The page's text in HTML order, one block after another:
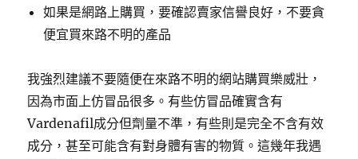
如果是網路上購買，要確認賣家信譽良好，不要貪
便宜買來路不明的產品
我強烈建議不要隨便在來路不明的網站購買樂威壯，
因為市面上仿冒品很多。有些仿冒品確實含有
Vardenafil成分但劑量不準，有些則是完全不含有效
成分，甚至可能含有對身體有害的物質。這幾年我遇